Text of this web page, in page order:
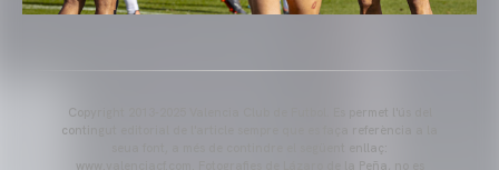
Copyright 2013-2025 Valencia Club de Futbol. Es permet l'ús del
contingut editorial de l'article sempre que es faça referència a la
seua font, a més de contindre el següent enllaç:
www.valenciacf.com. Fotografies de Lázaro de la Peña, no es